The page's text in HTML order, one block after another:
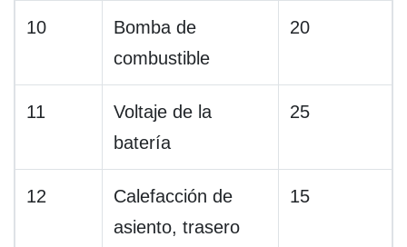
10
Bomba de
combustible
20
11
Voltaje de la
batería
25
12
Calefacción de
asiento, trasero
15